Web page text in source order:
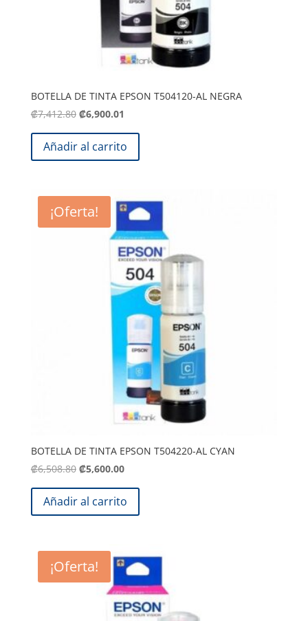
BOTELLA DE TINTA EPSON T504120-AL NEGRA
₡7,412.80 El
original
era:
₡6,900.01
actual
es:
Añadir al carrito
¡Oferta!
BOTELLA DE TINTA EPSON T504220-AL CYAN
₡6,508.80 El
original
era:
₡5,600.00El
actual
es:
Añadir al carrito
¡Oferta!